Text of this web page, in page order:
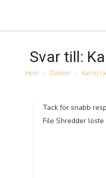
Svar till:
Hem › Datorer › Kan ej
Tack för snabb
File Shredder